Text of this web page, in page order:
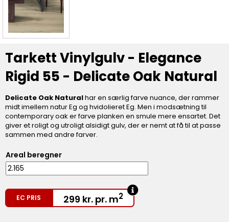
Tarkett Vinylgulv - Elegance
Rigid 55 - Delicate Oak Natural
Delicate Oak Naturalhar en særlig farve nuance, der rammer
midt imellem natur Eg og hvidolieret Eg. Men i modsætning til
contemporary oak er farve planken en smule mere ensartet. Det
giver et roligt og utroligt alsidigt gulv, der er nemt at få til at passe
sammen med andre farver.
Areal beregner
EC PRIS 299 kr. pr. m2